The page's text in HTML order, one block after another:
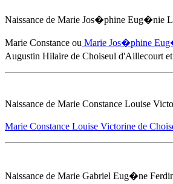
Naissance de Marie Jos�phine Eug�nie
Marie Constance ou Marie Jos�phine
Augustin Hilaire de Choiseul d'Aillecourt
Naissance de Marie Constance Louise
Marie Constance Louise Victorine de
Naissance de Marie Gabriel Eug�ne